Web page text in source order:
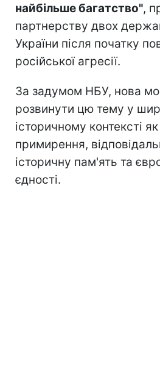
найбільше багатство",
партнерству двох
України після початку
російської агресії.
За задумом НБУ, нова
розвинути цю тему у
історичному контексті
примирення,
історичну пам'ять та
єдності.